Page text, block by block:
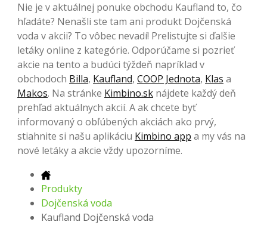
Nie je v aktuálnej ponuke obchodu Kaufland to, čo
hľadáte? Nenašli ste tam ani produkt Dojčenská
voda v akcii? To vôbec nevadí! Prelistujte si ďalšie
letáky online z kategórie. Odporúčame si pozrieť
akcie na tento a budúci týždeň napríklad v
obchodoch Billa, Kaufland, COOP Jednota, Klas a
Makos. Na stránke Kimbino.sk nájdete každý deň
prehľad aktuálnych akcií. A ak chcete byť
informovaný o obľúbených akciách ako prvý,
stiahnite si našu aplikáciu Kimbino app a my vás na
nové letáky a akcie vždy upozorníme.
Produkty
Dojčenská voda
Kaufland Dojčenská voda